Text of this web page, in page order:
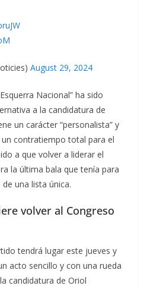
August 29, 2024
Nacional” ha sido
a la candidatura de
un carácter “personalista” y
contratiempo total para el
a que volver a liderar el
la última bala que tenía para
una lista única.
volver al Congreso
tendrá lugar este jueves y
acto sencillo y con una rueda
candidatura de Oriol